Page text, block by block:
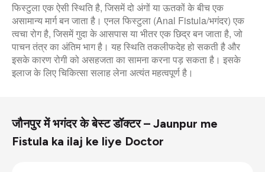
फिस्टुला एक ऐसी स्थिति है, जिसमें दो अंगों या ऊतकों के बीच एक
असामान्य मार्ग बन जाता है। एनल फिस्टुला (Anal Fistula/भगंदर) एक
त्वचा रोग है, जिसमें गुदा के आसपास या भीतर एक छिद्र बन जाता है, जो
पाचन तंत्र का अंतिम भाग है। यह स्थिति तकलीफदेह हो सकती है और
इसके कारण रोगी को असहजता का सामना करना पड़ सकता है। इसके
इलाज के लिए चिकित्सा सलाह लेना अत्यंत महत्वपूर्ण है।
जौनपुर में भगंदर के बेस्ट डॉक्टर – Jaunpur me
Fistula ka ilaj ke liye Doctor